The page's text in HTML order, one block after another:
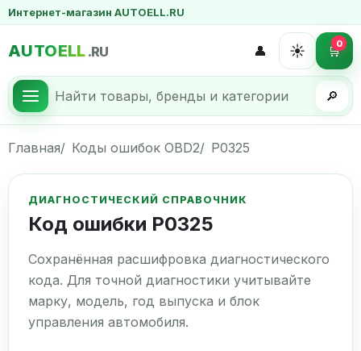
Интернет-магазин AUTOELL.RU
AUTOELL .RU
🔎
👤 ☀️ 🛒0
Главная Коды ошибок OBD2 P0325
ДИАГНОСТИЧЕСКИЙ СПРАВОЧНИК
Код ошибки P0325
Сохранённая расшифровка диагностического
кода. Для точной диагностики учитывайте
марку, модель, год выпуска и блок
управления автомобиля.